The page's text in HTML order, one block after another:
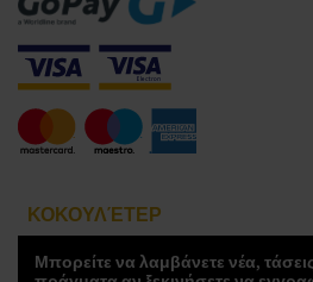
ΚΟΚΟΥΛΈΤΕΡ
Μπορείτε να λαμβάνετε νέα,